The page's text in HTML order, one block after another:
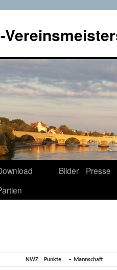
Bilder Presse
NWZ Punkte – Mannschaft